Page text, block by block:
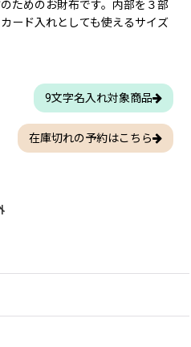
ためのお財布です。内部を３部
ード入れとしても使えるサイズ
9文字名入れ対象商品
在庫切れの予約はこちら